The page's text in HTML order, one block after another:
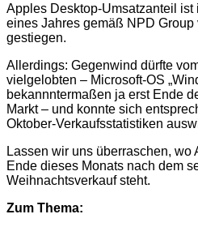
Apples Desktop-Umsatzanteil ist
eines Jahres gemäß NPD Group
gestiegen.
Allerdings: Gegenwind dürfte
vielgelobten – Microsoft-OS
bekannntermaßen ja erst Ende
Markt – und konnte sich
Oktober-Verkaufsstatistiken
Lassen wir uns überraschen, wo
Ende dieses Monats nach dem
Weihnachtsverkauf steht.
Zum Thema: